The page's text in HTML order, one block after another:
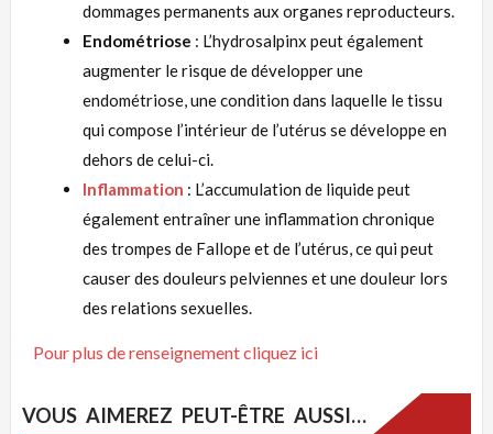
dommages permanents aux organes reproducteurs.
Endométriose : L’hydrosalpinx peut également
augmenter le risque de développer une
endométriose, une condition dans laquelle le tissu
qui compose l’intérieur de l’utérus se développe en
dehors de celui-ci.
Inflammation : L’accumulation de liquide peut
également entraîner une inflammation chronique
des trompes de Fallope et de l’utérus, ce qui peut
causer des douleurs pelviennes et une douleur lors
des relations sexuelles.
Pour plus de renseignement cliquez ici
VOUS AIMEREZ PEUT-ÊTRE AUSSI…